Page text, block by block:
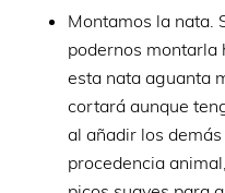
Montamos la nata.
podernos montarla
esta nata aguanta
cortará aunque
al añadir los
procedencia